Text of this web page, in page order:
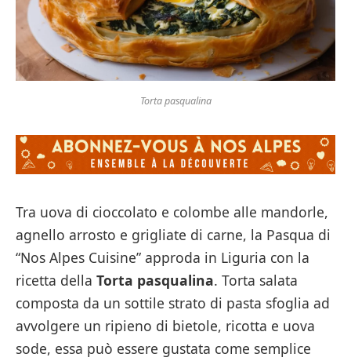
Torta pasqualina
Tra uova di cioccolato e colombe alle mandorle,
agnello arrosto e grigliate di carne, la Pasqua di
“Nos Alpes Cuisine” approda in Liguria con la
ricetta della Torta pasqualina. Torta salata
composta da un sottile strato di pasta sfoglia ad
avvolgere un ripieno di bietole, ricotta e uova
sode, essa può essere gustata come semplice